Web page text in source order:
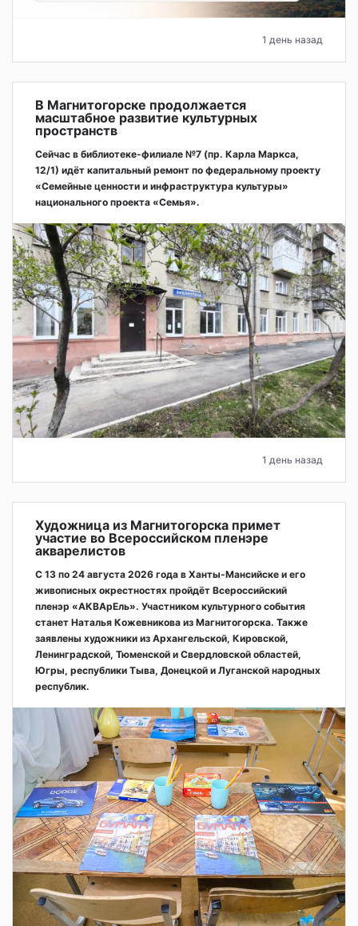
1 день назад
В Магнитогорске продолжается
масштабное развитие культурных
пространств
Сейчас в библиотеке-филиале №7 (пр. Карла Маркса,
12/1) идёт капитальный ремонт по федеральному проекту
«Семейные ценности и инфраструктура культуры»
национального проекта «Семья».
1 день назад
Художница из Магнитогорска примет
участие во Всероссийском пленэре
акварелистов
С 13 по 24 августа 2026 года в Ханты-Мансийске и его
живописных окрестностях пройдёт Всероссийский
пленэр «АКВАрЕль». Участником культурного события
станет Наталья Кожевникова из Магнитогорска. Также
заявлены художники из Архангельской, Кировской,
Ленинградской, Тюменской и Свердловской областей,
Югры, республики Тыва, Донецкой и Луганской народных
республик.